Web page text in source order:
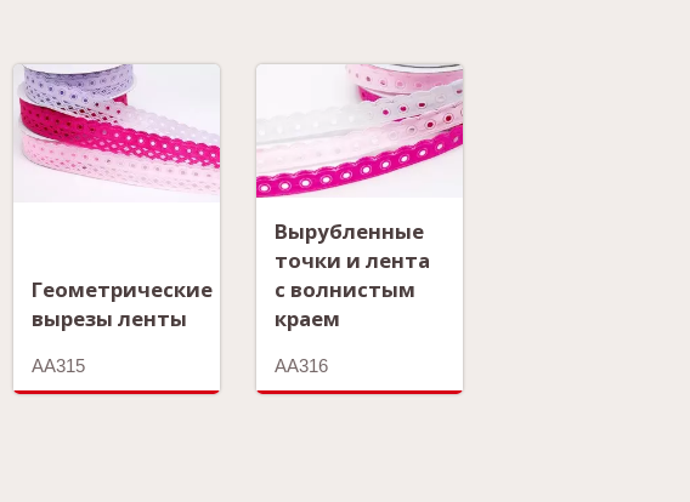
Геометрические
вырезы ленты
AA315
Вырубленные
точки и лента
с волнистым
краем
AA316